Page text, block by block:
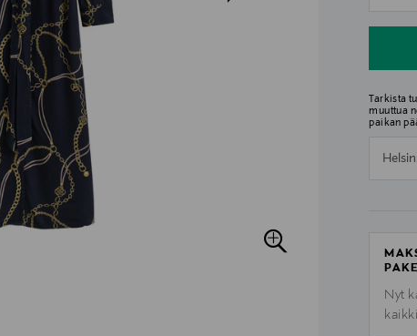
Tarkista
muuttua
paikan
Nyt